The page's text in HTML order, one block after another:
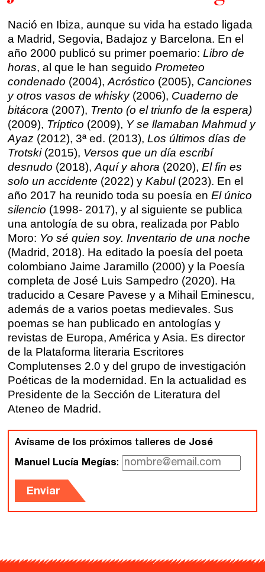
Sevilla
Valencia
Alicante
Murcia
Málaga
Bilbao
Vitoria
Zaragoza
Santander
Gijón
Palma
Las Palmas
Talleres por videoconferencia
Talleres online
Intensivos de verano ≻
Recreativa 26
El taller de escritura creativa
Cursos
Curso integral de narrativa
Máster de creación poética
fuentetaja
Quiénes somos
Nuestra filosofía
Nuestro equipo
Coordinadores
Comunidad
Club de Escritura
Concursos
Editorial
Catálogo
Recursos
Nació en Ibiza, aunque su vida ha estado ligada
a Madrid, Segovia, Badajoz y Barcelona. En el
año 2000 publicó su primer poemario: Libro de
horas, al que le han seguido Prometeo
condenado (2004), Acróstico (2005), Canciones
y otros vasos de whisky(2006), Cuaderno de
bitácora (2007), Trento (o el triunfo de la espera)
(2009), Tríptico (2009), Y se llamaban Mahmud y
Ayaz(2012), 3ª ed. (2013), Los últimos días de
Trotski(2015), Versos que un día escribí
desnudo (2018), Aquí y ahora (2020), El fin es
solo un accidente (2022) y Kabul(2023). En el
año 2017 ha reunido toda su poesía en El único
silencio (1998- 2017), y al siguiente se publica
una antología de su obra, realizada por Pablo
Moro: Yo sé quien soy. Inventario de una noche
(Madrid, 2018). Ha editado la poesía del poeta
colombiano Jaime Jaramillo (2000) y la Poesía
completa de José Luis Sampedro (2020). Ha
traducido a Cesare Pavese y a Mihail Eminescu,
además de a varios poetas medievales. Sus
poemas se han publicado en antologías y
revistas de Europa, América y Asia. Es director
de la Plataforma literaria Escritores
Complutenses 2.0 y del grupo de investigación
Poéticas de la modernidad. En la actualidad es
Presidente de la Sección de Literatura del
Ateneo de Madrid.
Avísame de los próximos talleres de José
Manuel Lucía Megías:
Enviar